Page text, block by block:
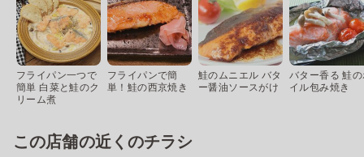
フライパン一つで
簡単 白菜と鮭のク
リーム煮
フライパンで簡
単！鮭の西京焼き
鮭のムニエル バタ
ー醤油ソースがけ
バター香る 鮭
イル包み焼き
この店舗の近くのチラシ